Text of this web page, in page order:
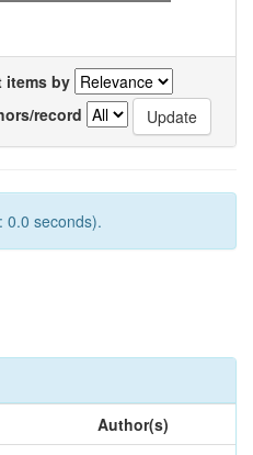
items by
record
0.0 seconds).
Author(s)